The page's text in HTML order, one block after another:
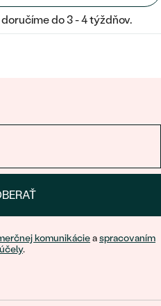
do 3 - 4 týždňov.
komunikácieaspracovaním
.